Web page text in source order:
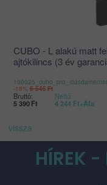
CUBO - L alakú matt
ajtókilincs (3 év
-18% 6 545Ft
Bruttó:
5 390 Ft
Nettó:
4 244 Ft+Áfa
vissza
HÍREK -